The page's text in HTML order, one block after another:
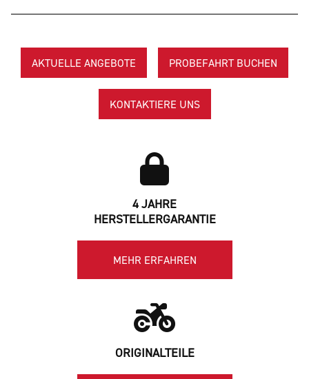
PROBEFAHRT BUCHEN
AKTUELLE ANGEBOTE
KONTAKTIERE UNS
4 JAHRE
HERSTELLERGARANTIE
MEHR ERFAHREN
ORIGINALTEILE